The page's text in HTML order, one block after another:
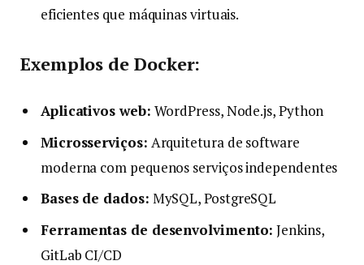
eficientes que máquinas virtuais.
Exemplos de Docker:
Aplicativos web: WordPress, Node.js, Python
Microsserviços: Arquitetura de software
moderna com pequenos serviços independentes
Bases de dados: MySQL, PostgreSQL
Ferramentas de desenvolvimento: Jenkins,
GitLab CI/CD